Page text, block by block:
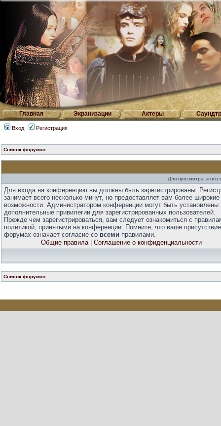
Главная Экранизации Актеры
Вход Регистрация
Список форумов
Для просмотра
Для входа на конференцию вы должны быть зарегистрированы.
занимает всего несколько минут, но предоставляет вам более широкие
возможности. Администратором конференции могут быть установлены
дополнительные привилегии для зарегистрированных пользователей.
Прежде чем зарегистрироваться, вам следует ознакомиться с
политикой, принятыми на конференции. Помните, что ваше
форумах означает согласие со всеми правилами.
Общие правила| Соглашение о конфиденциальности
Список форумов